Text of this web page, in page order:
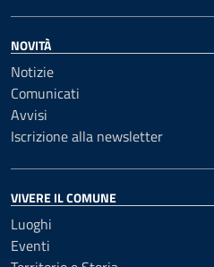
NOVITÀ
Notizie
Comunicati
Avvisi
Iscrizione alla newsletter
VIVERE IL COMUNE
Luoghi
Eventi